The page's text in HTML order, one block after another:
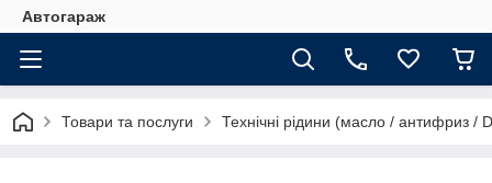
Автогараж
Товари та послуги Технічні рідини (масло / антифриз /